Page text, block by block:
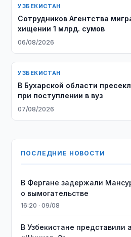
УЗБЕКИСТАН
Сотрудников Агентства
хищении 1 млрд. сумов
06/08/2026
УЗБЕКИСТАН
В Бухарской области
при поступлении в вуз
07/08/2026
ПОСЛЕДНИЕ НОВОСТИ
В Фергане задержали
о вымогательстве
16:20 · 09/08
В Узбекистане представили